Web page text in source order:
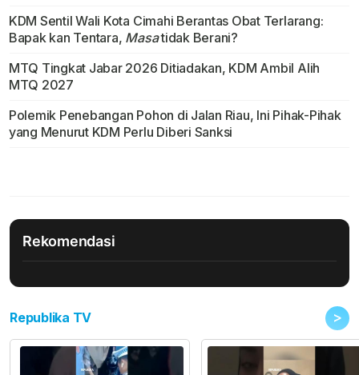
KDM Sentil Wali Kota Cimahi Berantas Obat Terlarang:
Bapak kan Tentara, Masatidak Berani?
MTQ Tingkat Jabar 2026 Ditiadakan, KDM Ambil Alih
MTQ 2027
Polemik Penebangan Pohon di Jalan Riau, Ini Pihak-Pihak
yang Menurut KDM Perlu Diberi Sanksi
Rekomendasi
Republika TV >